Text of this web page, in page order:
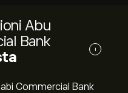
Abu
Bank
i
Commercial Bank